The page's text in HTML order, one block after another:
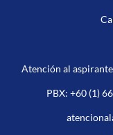
Atención al
PBX: +60 (1)